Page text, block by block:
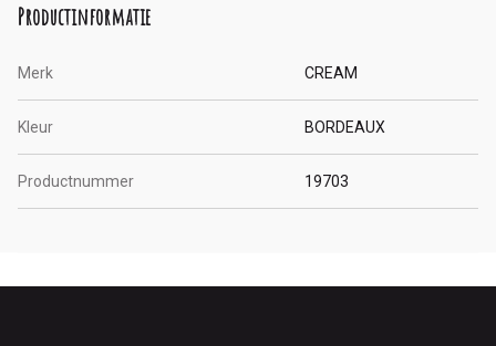
Productinformatie
Merk CREAM
Kleur BORDEAUX
Productnummer 19703